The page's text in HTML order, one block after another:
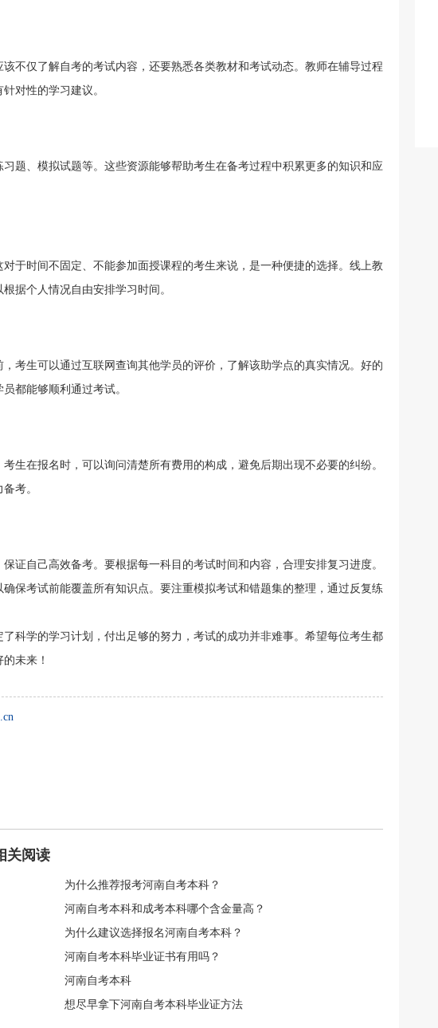
不仅了解自考的考试内容，还要熟悉各类教材和考试动态。教师在辅导过程
对性的学习建议。
题、模拟试题等。这些资源能够帮助考生在备考过程中积累更多的知识和应
于时间不固定、不能参加面授课程的考生来说，是一种便捷的选择。线上教
据个人情况自由安排学习时间。
考生可以通过互联网查询其他学员的评价，了解该助学点的真实情况。好的
都能够顺利通过考试。
生在报名时，可以询问清楚所有费用的构成，避免后期出现不必要的纠纷。
考。
证自己高效备考。要根据每一科目的考试时间和内容，合理安排复习进度。
保考试前能覆盖所有知识点。要注重模拟考试和错题集的整理，通过反复练
科学的学习计划，付出足够的努力，考试的成功并非难事。希望每位考生都
未来！
关阅读
为什么推荐报考河南自考本科？
河南自考本科和成考本科哪个含金量高？
为什么建议选择报名河南自考本科？
河南自考本科毕业证书有用吗？
河南自考本科
想尽早拿下河南自考本科毕业证方法
进行交流、解答